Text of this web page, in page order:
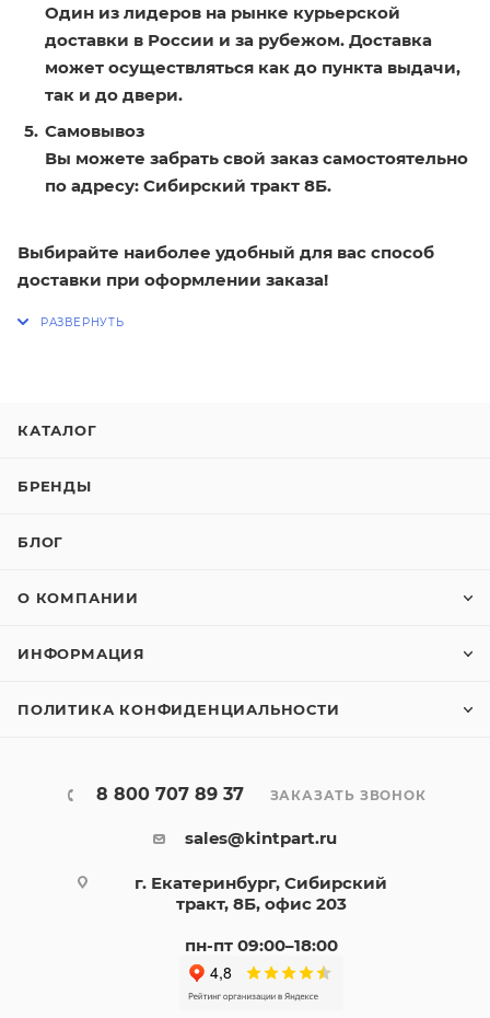
Один из лидеров на рынке курьерской
доставки в России и за рубежом. Доставка
может осуществляться как до пункта выдачи,
так и до двери.
Самовывоз
Вы можете забрать свой заказ самостоятельно
по адресу: Сибирский тракт 8Б.
Выбирайте наиболее удобный для вас способ
доставки при оформлении заказа!
КАТАЛОГ
БРЕНДЫ
БЛОГ
О КОМПАНИИ
ИНФОРМАЦИЯ
ПОЛИТИКА КОНФИДЕНЦИАЛЬНОСТИ
8 800 707 89 37 ЗАКАЗАТЬ ЗВОНОК
sales@kintpart.ru
г. Екатеринбург, Сибирский
тракт, 8Б, офис 203
пн-пт 09:00–18:00